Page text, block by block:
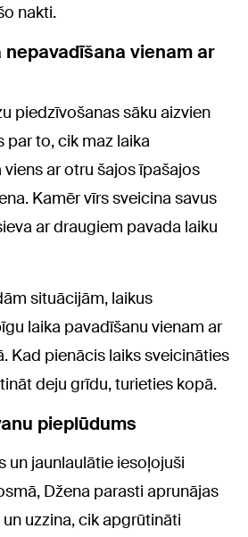
nakti.
vienam ar
piedzīvošanas sāku aizvien
par to, cik maz laika
ar otru šajos īpašajos
Kamēr vīrs sveicina savus
ar draugiem pavada laiku
situācijām, laikus
laika pavadīšanu vienam ar
Kad pienācis laiks sveicināties
deju grīdu, turieties kopā.
pieplūdums
un jaunlaulātie iesoļojuši
Džena parasti aprunājas
uzzina, cik apgrūtināti